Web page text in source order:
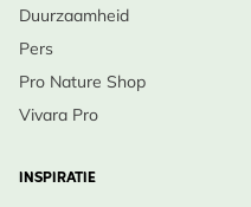
Duurzaamheid
Pers
Pro Nature Shop
Vivara Pro
INSPIRATIE